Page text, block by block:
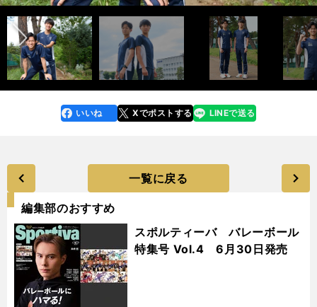
faceboo
k
いいね Xでポストする
line LINEで送る
一覧に戻る
編集部のおすすめ
スポルティーバ バレーボール
特集号 Vol.4 6月30日発売